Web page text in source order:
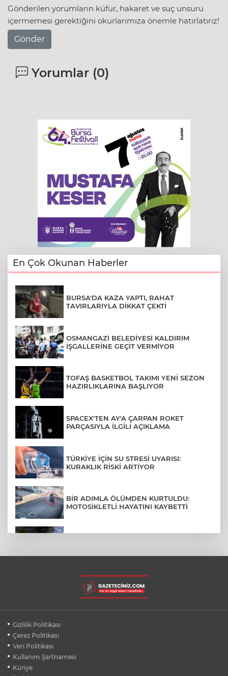
Gönderilen yorumların küfür, hakaret ve suç unsuru
içermemesi gerektiğini okurlarımıza önemle hatırlatırız!
Gönder
Yorumlar (0)
En Çok Okunan Haberler
BURSA'DA KAZA YAPTI, RAHAT
TAVIRLARIYLA DİKKAT ÇEKTİ
OSMANGAZİ BELEDİYESİ KALDIRIM
İŞGALLERİNE GEÇİT VERMİYOR
TOFAŞ BASKETBOL TAKIMI YENİ SEZON
HAZIRLIKLARINA BAŞLIYOR
SPACEX'TEN AY'A ÇARPAN ROKET
PARÇASIYLA İLGİLİ AÇIKLAMA
TÜRKİYE İÇİN SU STRESİ UYARISI:
KURAKLIK RİSKİ ARTIYOR
BİR ADIMLA ÖLÜMDEN KURTULDU:
MOTOSİKLETLİ HAYATINI KAYBETTİ
BURSA ŞEHİR HASTANESİ OTOPARKI
AĞUSTOS AYINDA HİZMETE AÇILIYOR
KÜBRA DENİZCİ KESKİN KUPASINI
Gizlilik Politikası
Çerez Politikası
Veri Politikası
Kullanım Şartnamesi
Künye